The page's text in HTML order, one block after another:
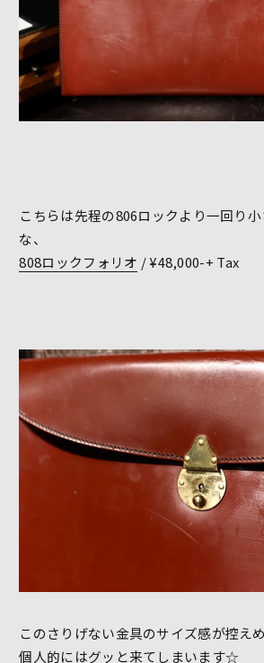
こちらは先程の806ロックより一回り
な、
808ロックフォリオ / ¥48,000-+ Tax
このさりげない金具のサイズ感が控え
個人的にはグッと来てしまいます☆